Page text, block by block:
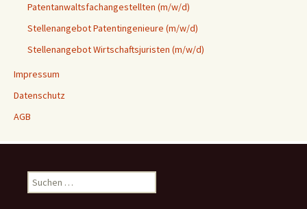
Patentanwaltsfachangestellten (m/w/d)
Stellenangebot Patentingenieure (m/w/d)
Stellenangebot Wirtschaftsjuristen (m/w/d)
Impressum
Datenschutz
AGB
Suchen
nach: